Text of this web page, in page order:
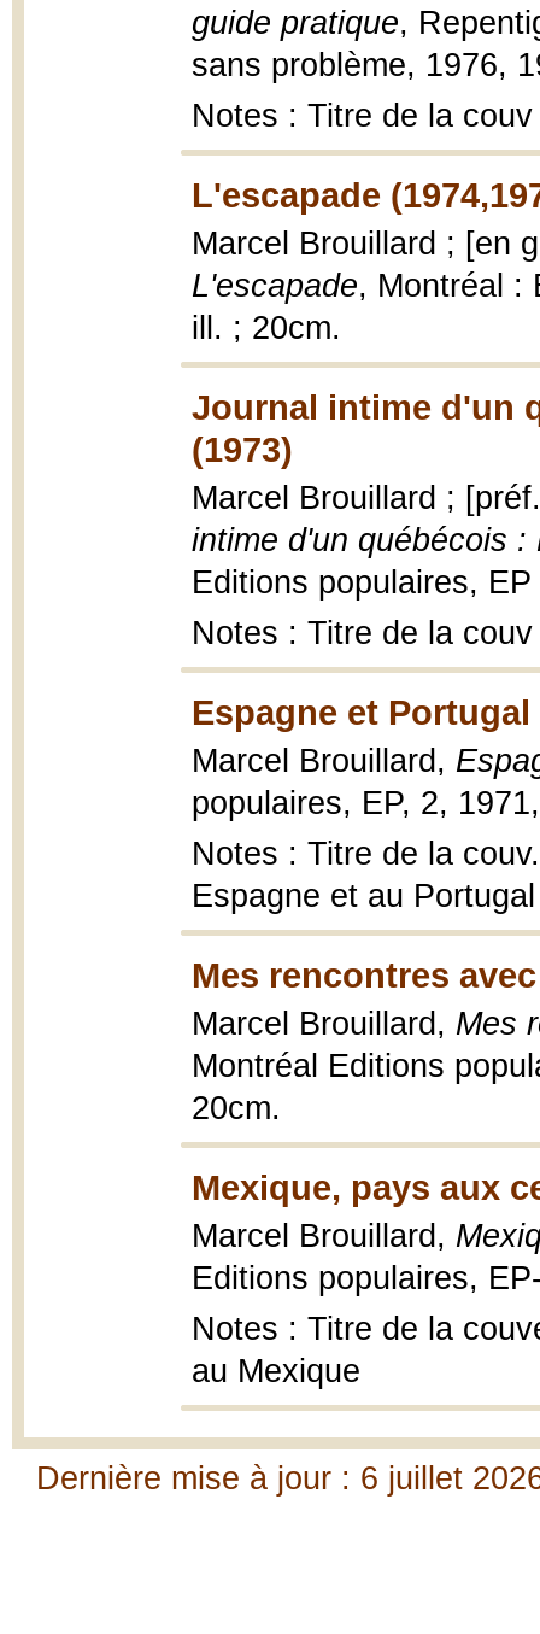
guide pratique,
sans problème, 1976,
Notes : Titre de la couv
L'escapade
Marcel Brouillard ; [en
L'escapade, Montréal :
ill. ; 20cm.
Journal intime d'un
(1973)
Marcel Brouillard ;
intime d'un québécois
Editions populaires,
Notes : Titre de la couv
Espagne et Portugal
Marcel Brouillard,
populaires, EP, 2,
Notes : Titre de la
Espagne et au Portugal
Mes rencontres
Marcel Brouillard, Mes
Montréal Editions
20cm.
Mexique, pays aux
Marcel Brouillard,
Editions populaires,
Notes : Titre de la
au Mexique
Dernière mise à jour : 6 juillet